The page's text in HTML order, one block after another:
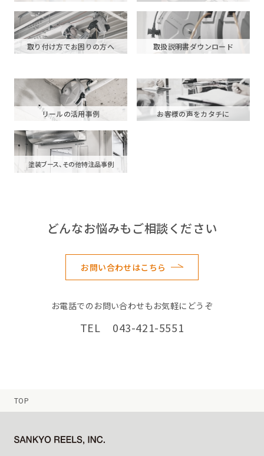
取り付け方でお困りの方へ 取扱説明書ダウンロード
リールの活用事例 お客様の声をカタチに
塗装ブース、その他特注品事例
どんなお悩みもご相談ください
お問い合わせはこちら
お電話でのお問い合わせもお気軽にどうぞ
TEL 043-421-5551
TOP